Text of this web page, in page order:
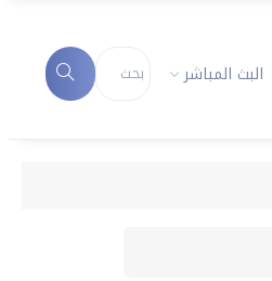
البث المباشر